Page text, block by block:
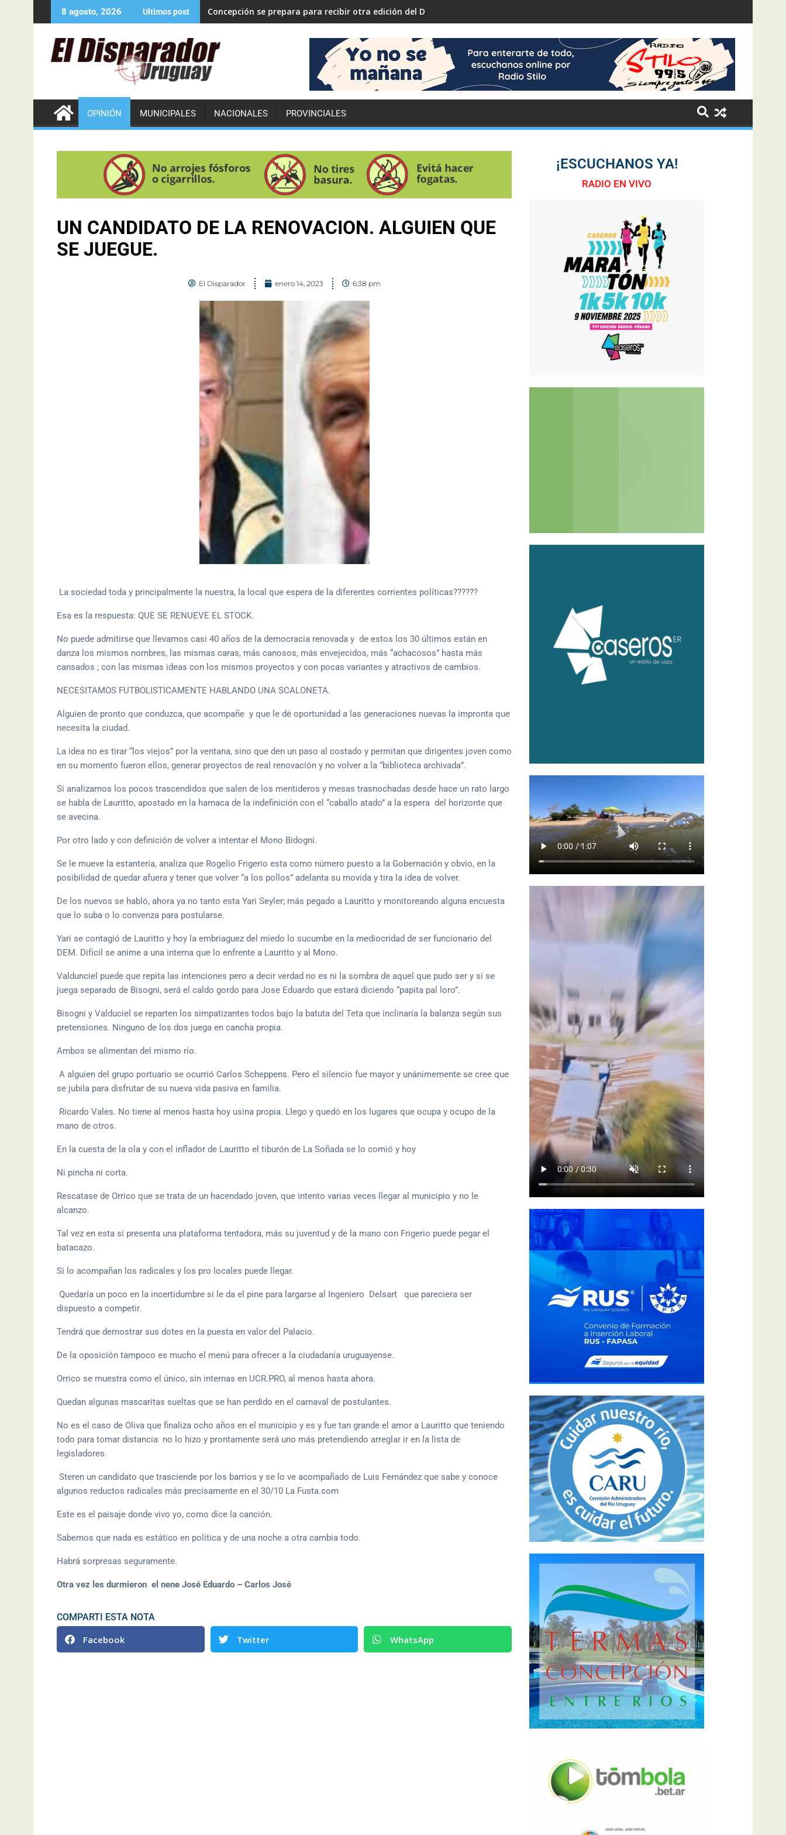
8 agosto, 2026 Ultimos post Concepción se prepara para recibir otra edición del Desafío ECO YPF
OPINIÓN MUNICIPALES NACIONALES PROVINCIALES
UN CANDIDATO DE LA RENOVACION. ALGUIEN QUE
SE JUEGUE.
El Disparador enero 14, 2023 6:38 pm
La sociedad toda y principalmente la nuestra, la local que espera de la diferentes corrientes políticas??????
Esa es la respuesta: QUE SE RENUEVE EL STOCK.
No puede admitirse que llevamos casi 40 años de la democracia renovada y de estos los 30 últimos están en
danza los mismos nombres, las mismas caras, más canosos, más envejecidos, más “achacosos” hasta más
cansados ; con las mismas ideas con los mismos proyectos y con pocas variantes y atractivos de cambios.
NECESITAMOS FUTBOLISTICAMENTE HABLANDO UNA SCALONETA.
Alguien de pronto que conduzca, que acompañe y que le dé oportunidad a las generaciones nuevas la impronta que
necesita la ciudad.
La idea no es tirar “los viejos” por la ventana, sino que den un paso al costado y permitan que dirigentes joven como
en su momento fueron ellos, generar proyectos de real renovación y no volver a la “biblioteca archivada”.
Si analizamos los pocos trascendidos que salen de los mentideros y mesas trasnochadas desde hace un rato largo
se habla de Lauritto, apostado en la hamaca de la indefinición con el “caballo atado” a la espera del horizonte que
se avecina.
Por otro lado y con definición de volver a intentar el Mono Bidogni.
Se le mueve la estantería, analiza que Rogelio Frigerio esta como número puesto a la Gobernación y obvio, en la
posibilidad de quedar afuera y tener que volver “a los pollos” adelanta su movida y tira la idea de volver.
De los nuevos se habló, ahora ya no tanto esta Yari Seyler; más pegado a Lauritto y monitoreando alguna encuesta
que lo suba o lo convenza para postularse.
Yari se contagió de Lauritto y hoy la embriaguez del miedo lo sucumbe en la mediocridad de ser funcionario del
DEM. Difícil se anime a una interna que lo enfrente a Lauritto y al Mono.
Valdunciel puede que repita las intenciones pero a decir verdad no es ni la sombra de aquel que pudo ser y si se
juega separado de Bisogni, será el caldo gordo para Jose Eduardo que estará diciendo “papita pal loro”.
Bisogni y Valduciel se reparten los simpatizantes todos bajo la batuta del Teta que inclinaría la balanza según sus
pretensiones. Ninguno de los dos juega en cancha propia.
Ambos se alimentan del mismo río.
A alguien del grupo portuario se ocurrió Carlos Scheppens. Pero el silencio fue mayor y unánimemente se cree que
se jubila para disfrutar de su nueva vida pasiva en familia.
Ricardo Vales. No tiene al menos hasta hoy usina propia. Llego y quedó en los lugares que ocupa y ocupo de la
mano de otros.
En la cuesta de la ola y con el inflador de Lauritto el tiburón de La Soñada se lo comió y hoy
Ni pincha ni corta.
Rescatase de Orrico que se trata de un hacendado joven, que intento varias veces llegar al municipio y no le
alcanzo.
Tal vez en esta si presenta una plataforma tentadora, más su juventud y de la mano con Frigerio puede pegar el
batacazo.
Si lo acompañan los radicales y los pro locales puede llegar.
Quedaría un poco en la incertidumbre si le da el pine para largarse al Ingeniero Delsart que pareciera ser
dispuesto a competir.
Tendrá que demostrar sus dotes en la puesta en valor del Palacio.
De la oposición tampoco es mucho el menú para ofrecer a la ciudadanía uruguayense.
Orrico se muestra como el único, sin internas en UCR.PRO, al menos hasta ahora.
Quedan algunas mascaritas sueltas que se han perdido en el carnaval de postulantes.
No es el caso de Oliva que finaliza ocho años en el municipio y es y fue tan grande el amor a Lauritto que teniendo
todo para tomar distancia no lo hizo y prontamente será uno más pretendiendo arreglar ir en la lista de
legisladores.
Steren un candidato que trasciende por los barrios y se lo ve acompañado de Luis Fernández que sabe y conoce
algunos reductos radicales más precisamente en el 30/10 La Fusta.com
Este es el paisaje donde vivo yo, como dice la canción.
Sabemos que nada es estático en política y de una noche a otra cambia todo.
Habrá sorpresas seguramente.
Otra vez les durmieron el nene José Eduardo – Carlos José
COMPARTI ESTA NOTA
Facebook Twitter WhatsApp
¡ESCUCHANOS YA!
RADIO EN VIVO